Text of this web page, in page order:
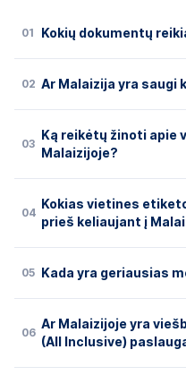
01 Kokių dokumentų
02 Ar Malaizija yra saugi
03
Ką reikėtų žinoti
Malaizijoje?
04
Kokias vietines
prieš keliaujant į
05 Kada yra geriausias
06
Ar Malaizijoje yra
(All Inclusive)